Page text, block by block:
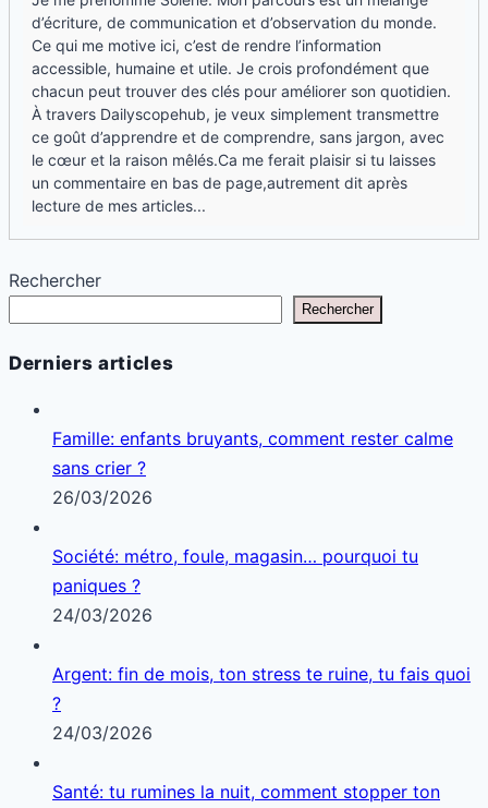
d’écriture, de communication et d’observation du monde.
Ce qui me motive ici, c’est de rendre l’information
accessible, humaine et utile. Je crois profondément que
chacun peut trouver des clés pour améliorer son quotidien.
À travers Dailyscopehub, je veux simplement transmettre
ce goût d’apprendre et de comprendre, sans jargon, avec
le cœur et la raison mêlés.Ca me ferait plaisir si tu laisses
un commentaire en bas de page,autrement dit après
lecture de mes articles...
Rechercher
Rechercher
Derniers articles
Famille: enfants bruyants, comment rester calme
sans crier ?
26/03/2026
Société: métro, foule, magasin… pourquoi tu
paniques ?
24/03/2026
Argent: fin de mois, ton stress te ruine, tu fais quoi
?
24/03/2026
Santé: tu rumines la nuit, comment stopper ton